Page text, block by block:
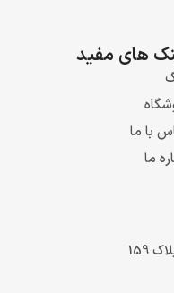
های مفید
با ما
ما
159